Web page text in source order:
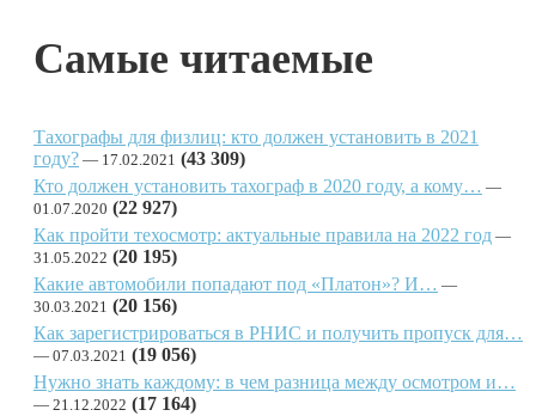
Самые читаемые
Тахографы для физлиц: кто должен установить в 2021
году?
17.02.2021 (43 309)
Кто должен установить тахограф в 2020 году, а кому…
01.07.2020 (22 927)
Как пройти техосмотр: актуальные правила на 2022 год
31.05.2022 (20 195)
Какие автомобили попадают под «Платон»? И…
30.03.2021 (20 156)
Как зарегистрироваться в РНИС и получить пропуск для…
07.03.2021 (19 056)
Нужно знать каждому: в чем разница между осмотром и…
21.12.2022 (17 164)